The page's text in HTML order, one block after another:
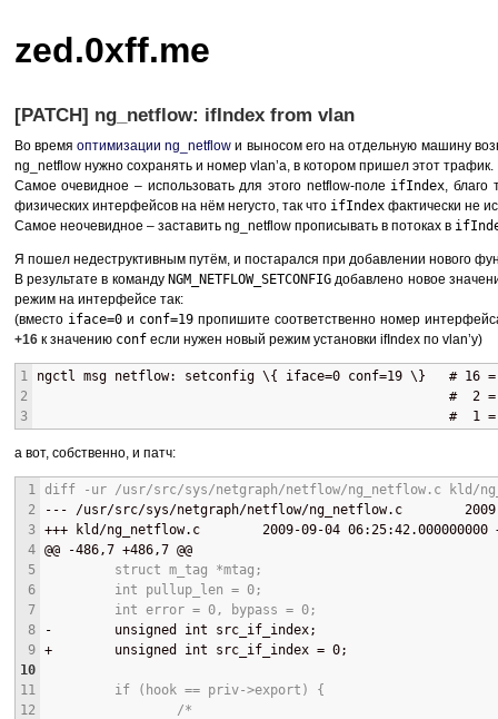
zed.0xff.me
[PATCH] ng_netflow: ifIndex from vlan
Во время оптимизации ng_netflow и выносом его на отдельную машину
ng_netflow нужно сохранять и номер vlan’а, в котором пришел этот трафик.
Самое очевидное – использовать для этого netflow-поле ifIndex, благо
физических интерфейсов на нём негусто, так что ifIndexфактически не
Самое неочевидное – заставить ng_netflow прописывать в потоках в
Я пошел недеструктивным путём, и постарался при добавлении нового
В результате в командуNGM_NETFLOW_SETCONFIG добавлено новое
режим на интерфейсе так:
(вместо iface=0и conf=19пропишите соответственно номер
+16к значению confесли нужен новый режим установки ifIndex по vlan’у)
1
2
3
ngctl msg netflow: setconfig \{ iface=0 conf=19 \}   # 16 =
#  2
#  1
а вот, собственно, и патч:
1
2
3
4
5
6
7
8
9
10
11
12
diff -ur /usr/src/sys/netgraph/netflow/ng_netflow.c kld/
---
/usr/src/sys/netgraph/netflow/ng_netflow.c        2009-
+++
kld/ng_netflow.c        2009-09-04 06:25:42.000000000
@@ -486,7 +486,7 @@
         struct m_tag *mtag;
         int pullup_len = 0;
         int error = 0, bypass = 0;
-
        unsigned int src_if_index;
+
        unsigned int src_if_index = 0;
         if (hook == priv->export) {
                 /*